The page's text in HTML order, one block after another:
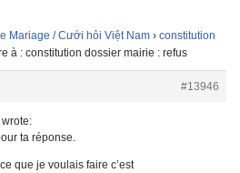
Mariage / Cưới hỏi Việt Nam › constitution
à : constitution dossier mairie : refus
#13946
ta réponse.
que je voulais faire c’est